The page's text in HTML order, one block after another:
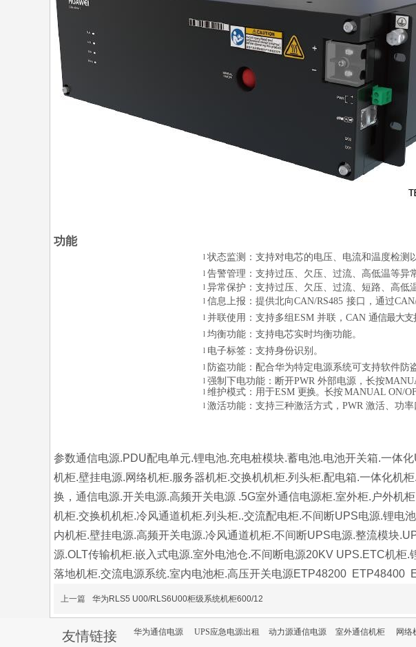
功能
l 状态监测：支持对电芯的电压、电流和温度检测
l 告警管理：支持过压、欠压、过流、高低温等异
l 异常保护：支持过压、欠压、过流、短路、高低
l 信息上报：提供北向CAN/RS485 接口，通过
l 并联使用：支持多组 ESM 并联， CAN 通信最大支
l 均衡功能：支持电芯实时均衡功能。
l 电子标签：支持身份识别。
l 防盗功能：配合华为特定电源系统可支持软件防
l 强制下电功能：断开PWR 外部电源，长按
l 维护模式：用于ESM 更换。长按 MANUAL ON/
l 激活功能：支持三种激活方式， PWR 激活、功率
参数通信电源.PDU配电单元.锂电池.充电桩模块.蓄电池.电池开关箱.一体
机柜.壁挂电源.网络机柜.服务器机柜.交换机机柜.列头柜.配电箱.一体化机
换，通信电源.开关电源.高频开关电源 .5G室外通信电源柜.室外柜.户外机
机柜.交换机机柜.冷风通道机柜.列头柜..交流配电柜.不间断UPS电源.锂电
内机柜.壁挂电源.高频开关电源.冷风通道机柜.不间断UPS电源.整流模块
源.OLT传输机柜.嵌入式电源.室外电池仓.不间断电源20KV UPS.ETC机
落地机柜.交流电源系统.室内电池柜.高压开关电源ETP48200 ETP48400
上一篇 华为RLS5 U00/RLS6U00柜级系统机柜600/12
友情链接 华为通信电源 室外通信机柜
动力源通信电源
UPS应急电源出租 网络